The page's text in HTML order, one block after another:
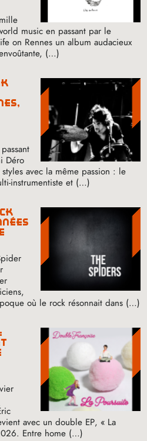
music en passant par le
on Rennes un album audacieux
(…)
Déro
avec la même passion : le
instrumentiste et (…)
où le rock résonnait dans (…)
avec un double EP, « La
Entre home (…)